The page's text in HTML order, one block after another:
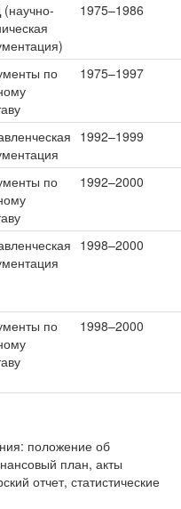
1975–1986
по
1975–1997
1992–1999
по
1992–2000
1998–2000
по
1998–2000
положение об
план, акты
отчет, статистические